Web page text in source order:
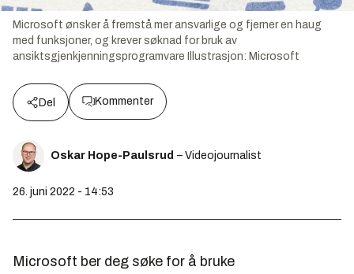
Microsoft ønsker å fremstå mer ansvarlige og fjerner en haug
med funksjoner, og krever søknad for bruk av
ansiktsgjenkjenningsprogramvare
Illustrasjon: Microsoft
Del Kommenter
Oskar Hope-Paulsrud – Videojournalist
26. juni 2022 - 14:53
Microsoft ber deg søke for å bruke